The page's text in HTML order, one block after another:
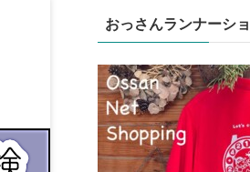
おっさんランナーシ